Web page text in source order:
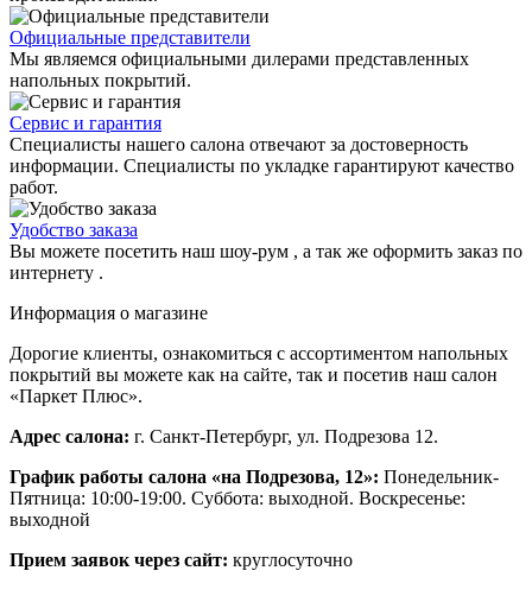
Официальные представители
Мы являемся официальными дилерами представленных
напольных покрытий.
Сервис и гарантия
Специалисты нашего салона отвечают за достоверность
информации. Специалисты по укладке гарантируют качество
работ.
Удобство заказа
Вы можете посетить наш шоу-рум , а так же оформить заказ по
интернету .
Информация о магазине
Дорогие клиенты, ознакомиться с ассортиментом напольных
покрытий вы можете как на сайте, так и посетив наш салон
«Паркет Плюс».
Адрес салона: г. Санкт-Петербург, ул. Подрезова 12.
График работы салона «на Подрезова, 12»: Понедельник-
Пятница: 10:00-19:00. Суббота: выходной. Воскресенье:
выходной
Прием заявок через сайт: круглосуточно